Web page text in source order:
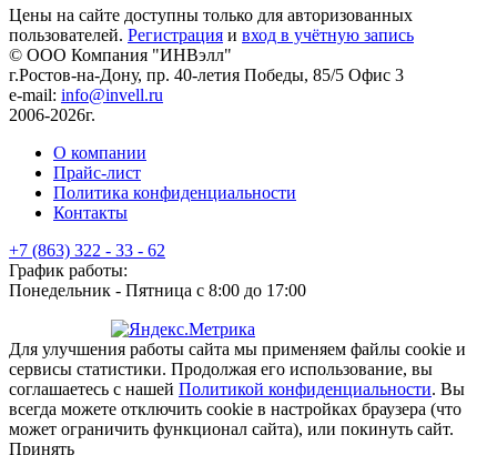
Цены на сайте доступны только для авторизованных
пользователей. Регистрация и вход в учётную запись
© ООО Компания "ИНВэлл"
г.Ростов-на-Дону, пр. 40-летия Победы, 85/5 Офис 3
e-mail: info@invell.ru
2006-2026г.
О компании
Прайс-лист
Политика конфиденциальности
Контакты
+7 (863) 322 - 33 - 62
График работы:
Понедельник - Пятница с 8:00 до 17:00
Для улучшения работы сайта мы применяем файлы cookie и
сервисы статистики. Продолжая его использование, вы
соглашаетесь с нашей Политикой конфиденциальности. Вы
всегда можете отключить cookie в настройках браузера (что
может ограничить функционал сайта), или покинуть сайт.
Принять